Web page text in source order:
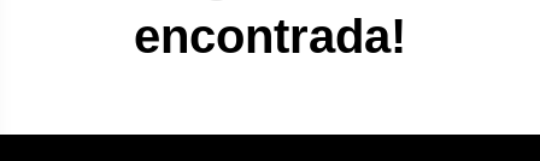
encontrada!